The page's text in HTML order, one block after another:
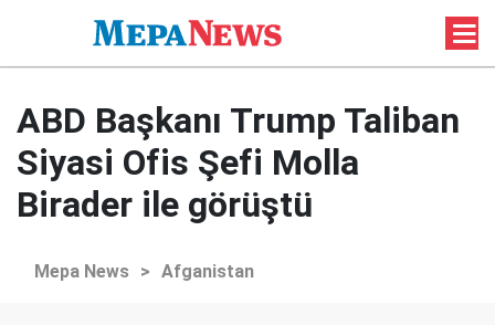
ABD Başkanı Trump Taliban
Siyasi Ofis Şefi Molla
Birader ile görüştü
Mepa News > Afganistan